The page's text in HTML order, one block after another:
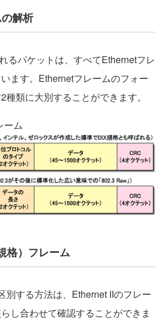
解析
るパケットは、すべてEthernetフレ
ます。Ethernetフレームのフォー
類に大別することができます。
ーム
格）フレーム
する方法は、Ethernet IIのフレー
し合わせて確認することができま